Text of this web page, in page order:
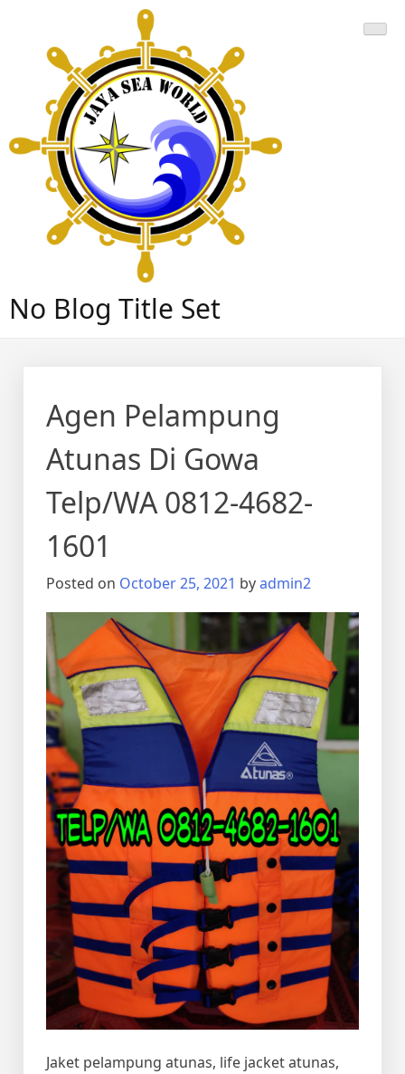
content
No Blog Title Set
Agen Pelampung
Atunas Di Gowa
Telp/WA 0812-4682-
1601
Posted on October 25, 2021 byadmin2
Jaket pelampung atunas, life jacket atunas,